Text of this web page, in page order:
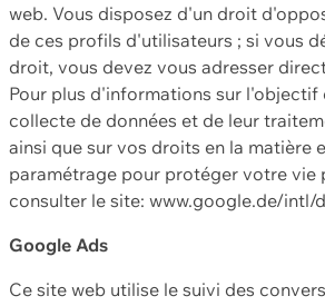
web. Vous disposez d'un droit
de ces profils d'utilisateurs ; si vous
droit, vous devez vous adresser
Pour plus d'informations sur l'objectif
collecte de données et de leur
ainsi que sur vos droits en la matière
paramétrage pour protéger votre vie
consulter le site: www.google.de/
Google Ads
Ce site web utilise le suivi des